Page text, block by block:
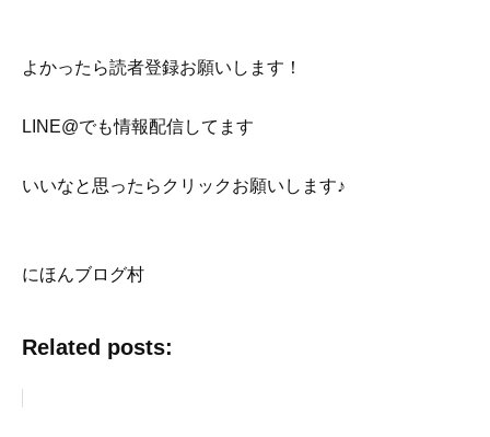
よかったら読者登録お願いします！
LINE@でも情報配信してます
いいなと思ったらクリックお願いします♪
にほんブログ村
Related posts: